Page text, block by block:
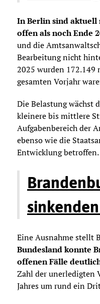
In Berlin sind aktuell
offen als noch Ende
und die
Bearbeitung nicht
2025 wurden 172.149
gesamten Vorjahr
Die Belastung wächst
kleinere bis mittlere
Aufgabenbereich der
ebenso wie die
Entwicklung betroffen.
Eine Ausnahme stellt
Bundesland konnte
offenen Fälle
Zahl der unerledigten
Jahres um rund ein